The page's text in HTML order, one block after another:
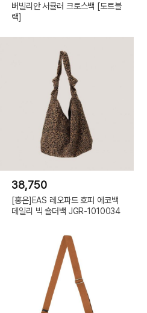
버빌리안 서큘러 크로스백 [도트블
랙]
38,750
[홍은]EAS 레오파드 호피 에코백
데일리 빅 숄더백 JGR-1010034